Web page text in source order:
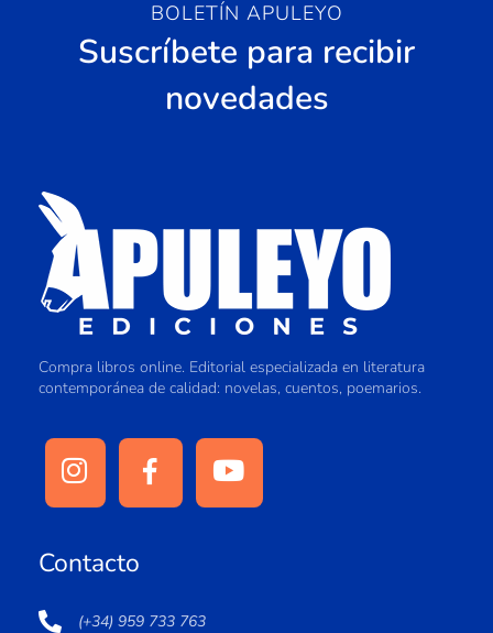
BOLETÍN APULEYO
Suscríbete para recibir
novedades
Compra libros online. Editorial especializada en literatura
contemporánea de calidad: novelas, cuentos, poemarios.
Contacto
(+34) 959 733 763